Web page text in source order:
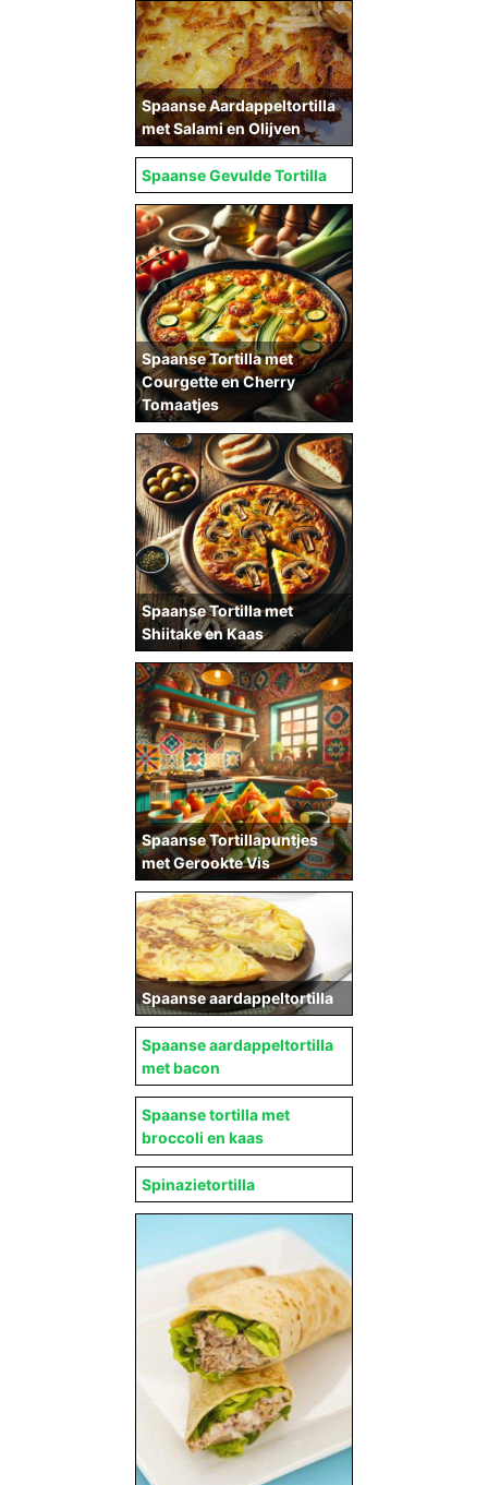
Spaanse aardappeltortilla
Spaanse aardappeltortilla
met bacon
Spaanse Aardappeltortilla
met Salami en Olijven
Spaanse Gevulde Tortilla
Spaanse tortilla met
broccoli en kaas
Spaanse Tortilla met
Courgette en Cherry
Tomaatjes
Spaanse Tortilla met
Shiitake en Kaas
Spaanse Tortillapuntjes
met Gerookte Vis
Spinazietortilla